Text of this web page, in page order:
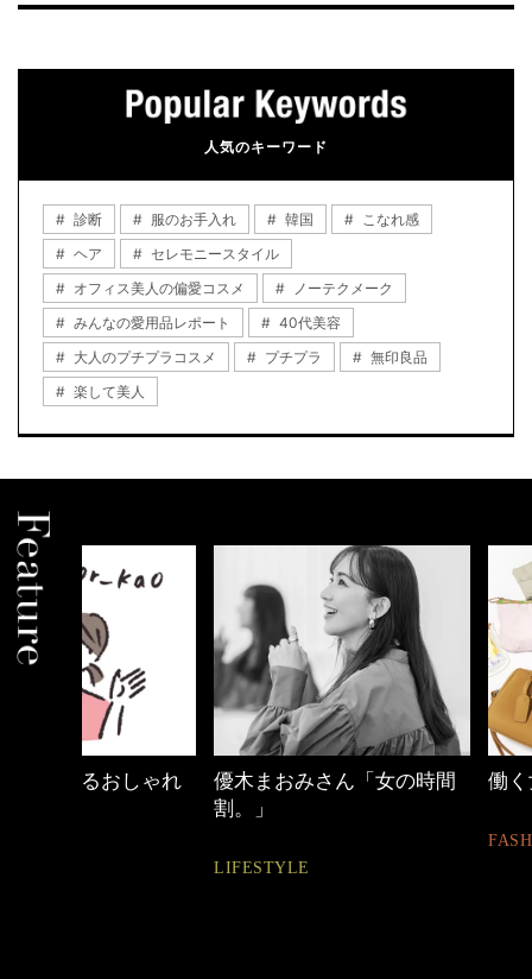
人気のキーワード
診断 服のお手入れ 韓国
こなれ感
ヘア
セレモニースタイル
オフィス美人の偏愛コスメ
ノーテクメーク
みんなの愛用品レポート
40代美容
大人のプチプラコスメ
プチプラ
無印良品
楽して美人
優木まおみさん「女の時間
働く女性のバッグ